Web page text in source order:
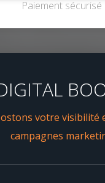
Paiement sécurisé
votre visibilité
campagnes